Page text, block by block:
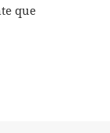
que